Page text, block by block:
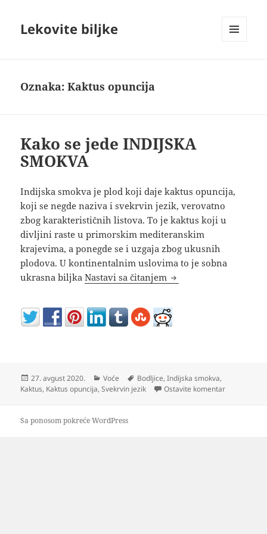
Lekovite biljke
Oznaka:Kaktus opuncija
Kako se jede INDIJSKA
SMOKVA
Indijska smokva je plod koji daje kaktus opuncija,
koji se negde naziva i svekrvin jezik, verovatno
zbog karakterističnih listova. To je kaktus koji u
divljini raste u primorskim mediteranskim
krajevima, a ponegde se i uzgaja zbog ukusnih
plodova. U kontinentalnim uslovima to je sobna
ukrasna biljkaNastavi sa čitanjem Kako se jede
Objavljeno
27. avgust 2020. Kategorije
Voće Oznake
Bodljice,Indijska smokva,
Kaktus, Kaktus opuncija,Svekrvin jezik Ostavite komentarna Kako se
Sa ponosom pokreće WordPress